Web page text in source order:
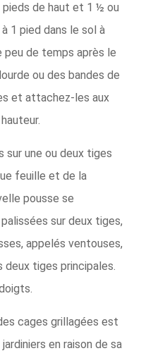
de haut et 1 ½ ou
1 pied dans le sol à
peu de temps après le
ou des bandes de
et attachez-les aux
une ou deux tiges
feuille et de la
pousse se
sur deux tiges,
appelés ventouses,
deux tiges principales.
cages grillagées est
en raison de sa